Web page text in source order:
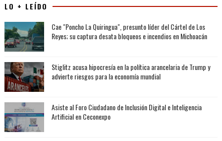
LO + LEÍDO
Cae "Poncho La Quiringua", presunto líder del Cártel de Los
Reyes; su captura desata bloqueos e incendios en Michoacán
Stiglitz acusa hipocresía en la política arancelaria de Trump y
advierte riesgos para la economía mundial
Asiste al Foro Ciudadano de Inclusión Digital e Inteligencia
Artificial en Ceconexpo